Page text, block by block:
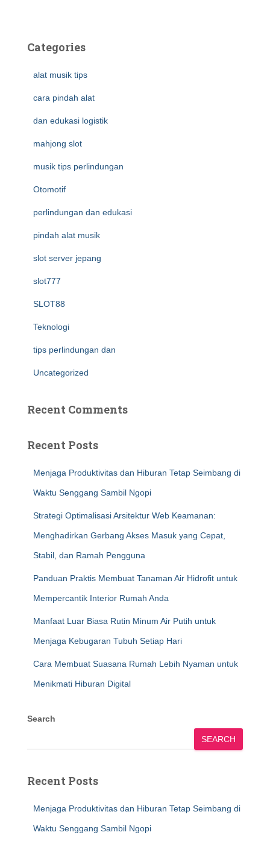
Categories
alat musik tips
cara pindah alat
dan edukasi logistik
mahjong slot
musik tips perlindungan
Otomotif
perlindungan dan edukasi
pindah alat musik
slot server jepang
slot777
SLOT88
Teknologi
tips perlindungan dan
Uncategorized
Recent Comments
Recent Posts
Menjaga Produktivitas dan Hiburan Tetap Seimbang di
Waktu Senggang Sambil Ngopi
Strategi Optimalisasi Arsitektur Web Keamanan:
Menghadirkan Gerbang Akses Masuk yang Cepat,
Stabil, dan Ramah Pengguna
Panduan Praktis Membuat Tanaman Air Hidrofit untuk
Mempercantik Interior Rumah Anda
Manfaat Luar Biasa Rutin Minum Air Putih untuk
Menjaga Kebugaran Tubuh Setiap Hari
Cara Membuat Suasana Rumah Lebih Nyaman untuk
Menikmati Hiburan Digital
Search
SEARCH
Recent Posts
Menjaga Produktivitas dan Hiburan Tetap Seimbang di
Waktu Senggang Sambil Ngopi